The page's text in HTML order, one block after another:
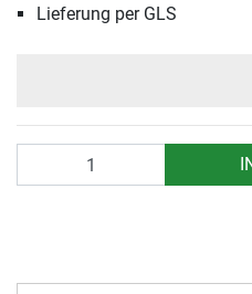
Lieferung per GLS